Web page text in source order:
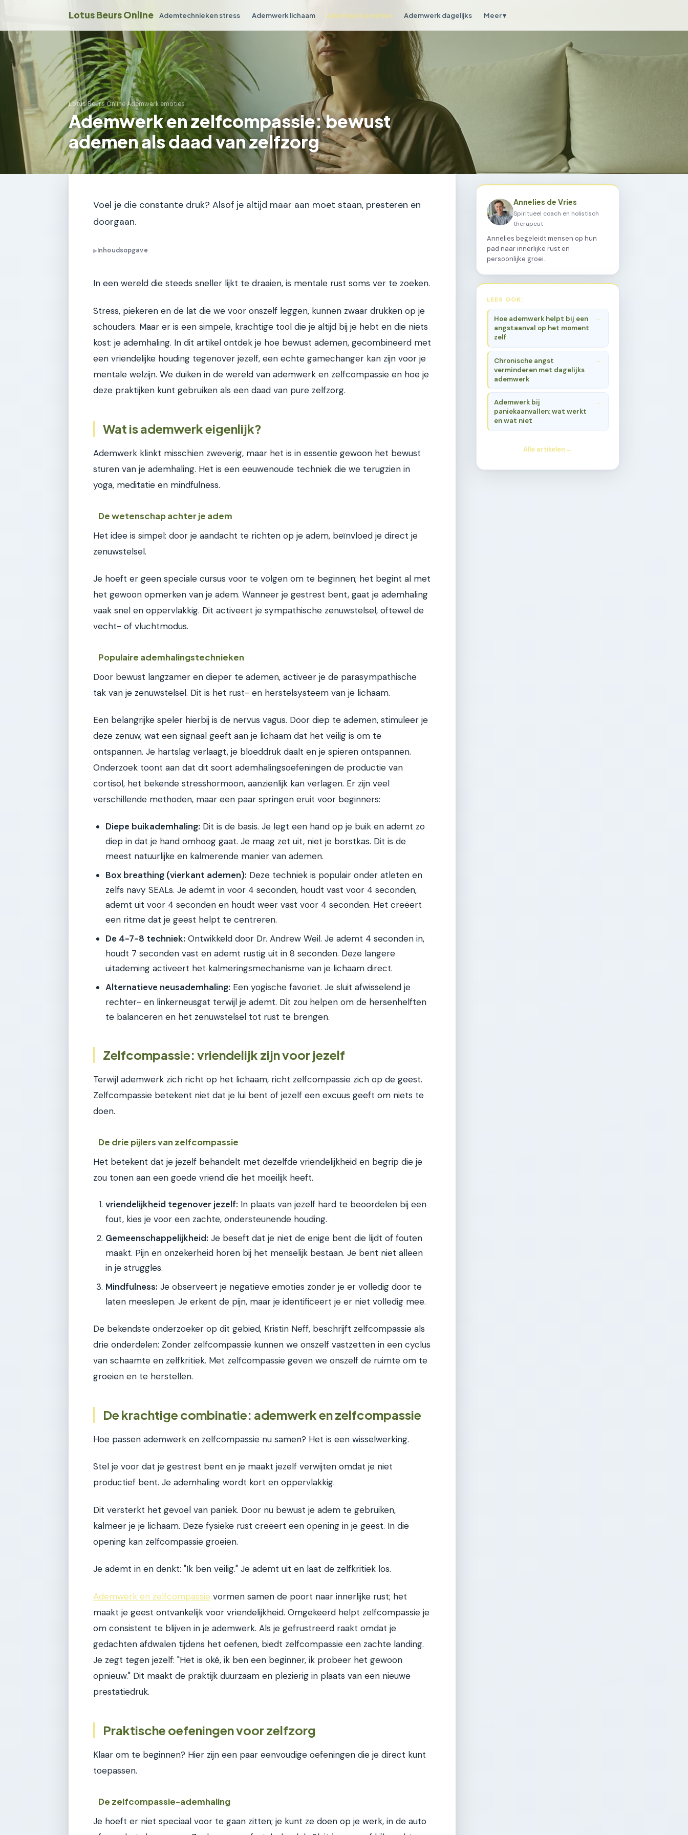
Lotus Beurs Online Ademtechnieken stress Ademwerk lichaam Ademwerk emoties Ademwerk dagelijks Meer ▾
Lotus Beurs Online›Ademwerk emoties
Ademwerk en zelfcompassie: bewust
ademen als daad van zelfzorg
Voel je die constante druk? Alsof je altijd maar aan moet staan, presteren en
doorgaan.
▶Inhoudsopgave
In een wereld die steeds sneller lijkt te draaien, is mentale rust soms ver te zoeken.
Stress, piekeren en de lat die we voor onszelf leggen, kunnen zwaar drukken op je
schouders. Maar er is een simpele, krachtige tool die je altijd bij je hebt en die niets
kost: je ademhaling. In dit artikel ontdek je hoe bewust ademen, gecombineerd met
een vriendelijke houding tegenover jezelf, een echte gamechanger kan zijn voor je
mentale welzijn. We duiken in de wereld van ademwerk en zelfcompassie en hoe je
deze praktijken kunt gebruiken als een daad van pure zelfzorg.
Wat is ademwerk eigenlijk?
Ademwerk klinkt misschien zweverig, maar het is in essentie gewoon het bewust
sturen van je ademhaling. Het is een eeuwenoude techniek die we terugzien in
yoga, meditatie en mindfulness.
De wetenschap achter je adem
Het idee is simpel: door je aandacht te richten op je adem, beïnvloed je direct je
zenuwstelsel.
Je hoeft er geen speciale cursus voor te volgen om te beginnen; het begint al met
het gewoon opmerken van je adem. Wanneer je gestrest bent, gaat je ademhaling
vaak snel en oppervlakkig. Dit activeert je sympathische zenuwstelsel, oftewel de
vecht- of vluchtmodus.
Populaire ademhalingstechnieken
Door bewust langzamer en dieper te ademen, activeer je de parasympathische
tak van je zenuwstelsel. Dit is het rust- en herstelsysteem van je lichaam.
Een belangrijke speler hierbij is de nervus vagus. Door diep te ademen, stimuleer je
deze zenuw, wat een signaal geeft aan je lichaam dat het veilig is om te
ontspannen. Je hartslag verlaagt, je bloeddruk daalt en je spieren ontspannen.
Onderzoek toont aan dat dit soort ademhalingsoefeningen de productie van
cortisol, het bekende stresshormoon, aanzienlijk kan verlagen. Er zijn veel
verschillende methoden, maar een paar springen eruit voor beginners:
Diepe buikademhaling: Dit is de basis. Je legt een hand op je buik en ademt zo
diep in dat je hand omhoog gaat. Je maag zet uit, niet je borstkas. Dit is de
meest natuurlijke en kalmerende manier van ademen.
Box breathing (vierkant ademen): Deze techniek is populair onder atleten en
zelfs navy SEALs. Je ademt in voor 4 seconden, houdt vast voor 4 seconden,
ademt uit voor 4 seconden en houdt weer vast voor 4 seconden. Het creëert
een ritme dat je geest helpt te centreren.
De 4-7-8 techniek: Ontwikkeld door Dr. Andrew Weil. Je ademt 4 seconden in,
houdt 7 seconden vast en ademt rustig uit in 8 seconden. Deze langere
uitademing activeert het kalmeringsmechanisme van je lichaam direct.
Alternatieve neusademhaling: Een yogische favoriet. Je sluit afwisselend je
rechter- en linkerneusgat terwijl je ademt. Dit zou helpen om de hersenhelften
te balanceren en het zenuwstelsel tot rust te brengen.
Zelfcompassie: vriendelijk zijn voor jezelf
Terwijl ademwerk zich richt op het lichaam, richt zelfcompassie zich op de geest.
Zelfcompassie betekent niet dat je lui bent of jezelf een excuus geeft om niets te
doen.
De drie pijlers van zelfcompassie
Het betekent dat je jezelf behandelt met dezelfde vriendelijkheid en begrip die je
zou tonen aan een goede vriend die het moeilijk heeft.
vriendelijkheid tegenover jezelf: In plaats van jezelf hard te beoordelen bij een
fout, kies je voor een zachte, ondersteunende houding.
Gemeenschappelijkheid: Je beseft dat je niet de enige bent die lijdt of fouten
maakt. Pijn en onzekerheid horen bij het menselijk bestaan. Je bent niet alleen
in je struggles.
Mindfulness: Je observeert je negatieve emoties zonder je er volledig door te
laten meeslepen. Je erkent de pijn, maar je identificeert je er niet volledig mee.
De bekendste onderzoeker op dit gebied, Kristin Neff, beschrijft zelfcompassie als
drie onderdelen: Zonder zelfcompassie kunnen we onszelf vastzetten in een cyclus
van schaamte en zelfkritiek. Met zelfcompassie geven we onszelf de ruimte om te
groeien en te herstellen.
De krachtige combinatie: ademwerk en zelfcompassie
Hoe passen ademwerk en zelfcompassie nu samen? Het is een wisselwerking.
Stel je voor dat je gestrest bent en je maakt jezelf verwijten omdat je niet
productief bent. Je ademhaling wordt kort en oppervlakkig.
Dit versterkt het gevoel van paniek. Door nu bewust je adem te gebruiken,
kalmeer je je lichaam. Deze fysieke rust creëert een opening in je geest. In die
opening kan zelfcompassie groeien.
Je ademt in en denkt: "Ik ben veilig." Je ademt uit en laat de zelfkritiek los.
Ademwerk en zelfcompassie vormen samen de poort naar innerlijke rust; het
maakt je geest ontvankelijk voor vriendelijkheid. Omgekeerd helpt zelfcompassie je
om consistent te blijven in je ademwerk. Als je gefrustreerd raakt omdat je
gedachten afdwalen tijdens het oefenen, biedt zelfcompassie een zachte landing.
Je zegt tegen jezelf: "Het is oké, ik ben een beginner, ik probeer het gewoon
opnieuw." Dit maakt de praktijk duurzaam en plezierig in plaats van een nieuwe
prestatiedruk.
Praktische oefeningen voor zelfzorg
Klaar om te beginnen? Hier zijn een paar eenvoudige oefeningen die je direct kunt
toepassen.
De zelfcompassie-ademhaling
Je hoeft er niet speciaal voor te gaan zitten; je kunt ze doen op je werk, in de auto
Annelies de Vries
Spiritueel coach en holistisch
therapeut
Annelies begeleidt mensen op hun
pad naar innerlijke rust en
persoonlijke groei.
LEES OOK:
Hoe ademwerk helpt bij een
angstaanval op het moment
zelf
Chronische angst
verminderen met dagelijks
ademwerk
Ademwerk bij
paniekaanvallen: wat werkt
en wat niet
Alle artikelen